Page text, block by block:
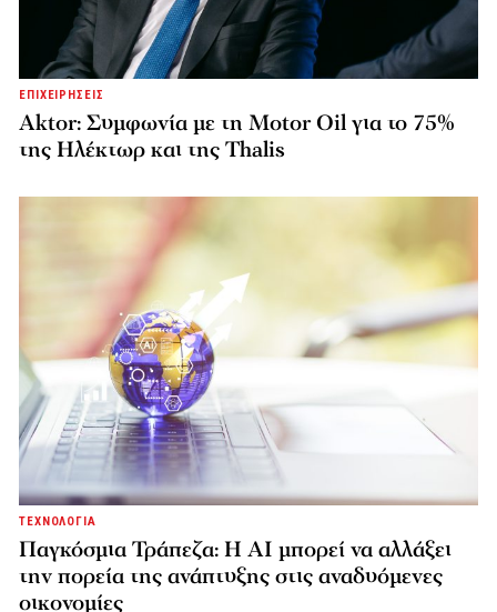
ΕΠΙΧΕΙΡΗΣΕΙΣ
Aktor: Συμφωνία με τη Motor Oil για το 75%
της Ηλέκτωρ και της Thalis
ΤΕΧΝΟΛΟΓΙΑ
Παγκόσμια Τράπεζα: Η AI μπορεί να αλλάξει
την πορεία της ανάπτυξης στις αναδυόμενες
οικονομίες